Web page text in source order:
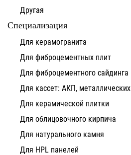
Другая
Специализация
Для керамогранита
Для фиброцементных плит
Для фиброцементного сайдинга
Для кассет: АКП, металлических
Для керамической плитки
Для облицовочного кирпича
Для натурального камня
Для HPL панелей